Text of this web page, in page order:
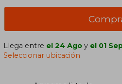
Llega entre el 24 Ago y el 01
Seleccionar ubicación